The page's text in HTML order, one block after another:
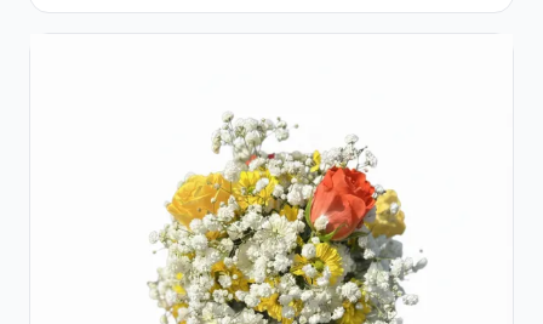
Raffaello